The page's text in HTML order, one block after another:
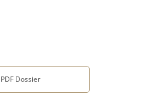
PDF Dossier